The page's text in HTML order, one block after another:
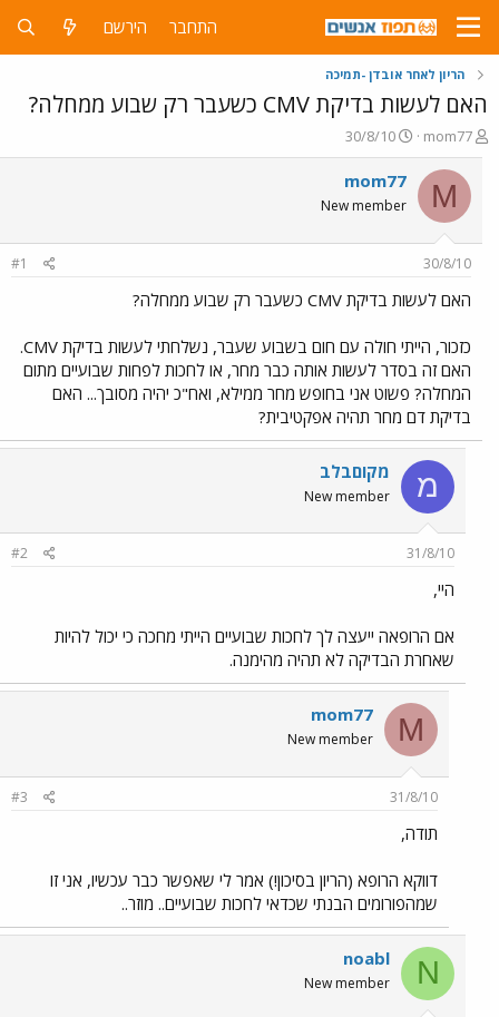
התחבר הירשם
הריון לאחר אובדן -תמיכה
האם לעשות בדיקת CMV כשעבר רק שבוע ממחלה?
פ
ו
ת
ח
ה
ו
ש
א
mom77
פ
ו
ר
ם
ר
30/8/10
M
mom77
New member
30/8/10
#1
האם לעשות בדיקת CMV כשעבר רק שבוע ממחלה?
כזכור, הייתי חולה עם חום בשבוע שעבר, נשלחתי לעשות בדיקת CMV.
האם זה בסדר לעשות אותה כבר מחר, או לחכות לפחות שבועיים מתום
המחלה? פשוט אני בחופש מחר ממילא, ואח"כ יהיה מסובך... האם
בדיקת דם מחר תהיה אפקטיבית?
מ מקוםבלב
New member
31/8/10
#2
היי,
אם הרופאה ייעצה לך לחכות שבועיים הייתי מחכה כי יכול להיות
שאחרת הבדיקה לא תהיה מהימנה.
M
mom77
New member
31/8/10
#3
תודה,
דווקא הרופא (הריון בסיכון!) אמר לי שאפשר כבר עכשיו, אני זו
שמהפורומים הבנתי שכדאי לחכות שבועיים.. מוזר..
N
noabl
New member